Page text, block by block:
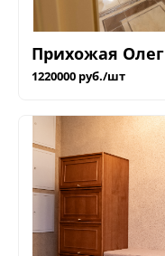
Прихожая Олег
1220000 руб./шт